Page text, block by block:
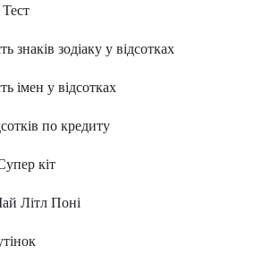
знаків зодіаку у відсотках
імен у відсотках
по кредиту
кіт
Літл Поні